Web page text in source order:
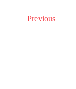
Previous